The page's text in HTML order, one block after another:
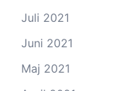
Juli 2021
Juni 2021
Maj 2021